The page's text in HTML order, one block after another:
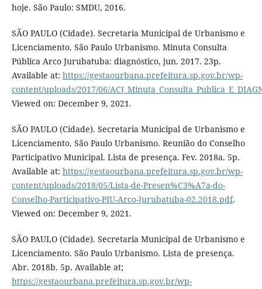
hoje. São Paulo: SMDU, 2016.
SÃO PAULO (Cidade). Secretaria Municipal de Urbanismo e
Licenciamento. São Paulo Urbanismo. Minuta Consulta
Pública Arco Jurubatuba: diagnóstico, jun. 2017. 23p.
Available at: https://gestaourbana.prefeitura.sp.gov.br/wp-
content/uploads/2017/06/
Viewed on: December 9, 2021.
SÃO PAULO (Cidade). Secretaria Municipal de Urbanismo e
Licenciamento. São Paulo Urbanismo. Reunião do Conselho
Participativo Municipal. Lista de presença. Fev. 2018a. 5p.
Available at: https://gestaourbana.prefeitura.sp.gov.br/wp-
content/uploads/2018/05/Lista-de-Presen%C3%A7a-do-
Conselho-Participativo-PIU-Arco-Jurubatuba-02.2018.pdf.
Viewed on: December 9, 2021.
SÃO PAULO (Cidade). Secretaria Municipal de Urbanismo e
Licenciamento. São Paulo Urbanismo. Lista de presença.
Abr. 2018b. 5p. Available at;
https://gestaourbana.prefeitura.sp.gov.br/wp-